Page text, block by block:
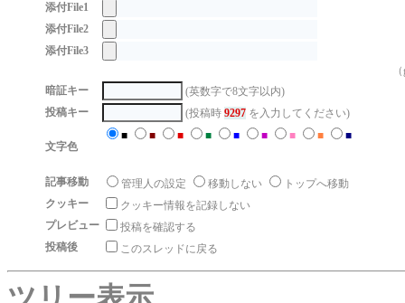
添付File1
添付File2
添付File3
暗証キー
(英数字で8文字以内)
投稿キー
(投稿時 9297 を入力してください)
文字色
■ ■ ■ ■ ■ ■ ■ ■ ■
記事移動 管理人の設定 移動しない
トップへ移動
クッキー
クッキー情報を記録しない
プレビュー
投稿を確認する
投稿後
このスレッドに戻る